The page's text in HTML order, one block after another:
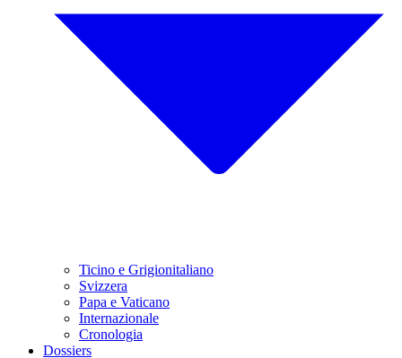
Ticino e Grigionitaliano
Svizzera
Papa e Vaticano
Internazionale
Cronologia
Dossiers